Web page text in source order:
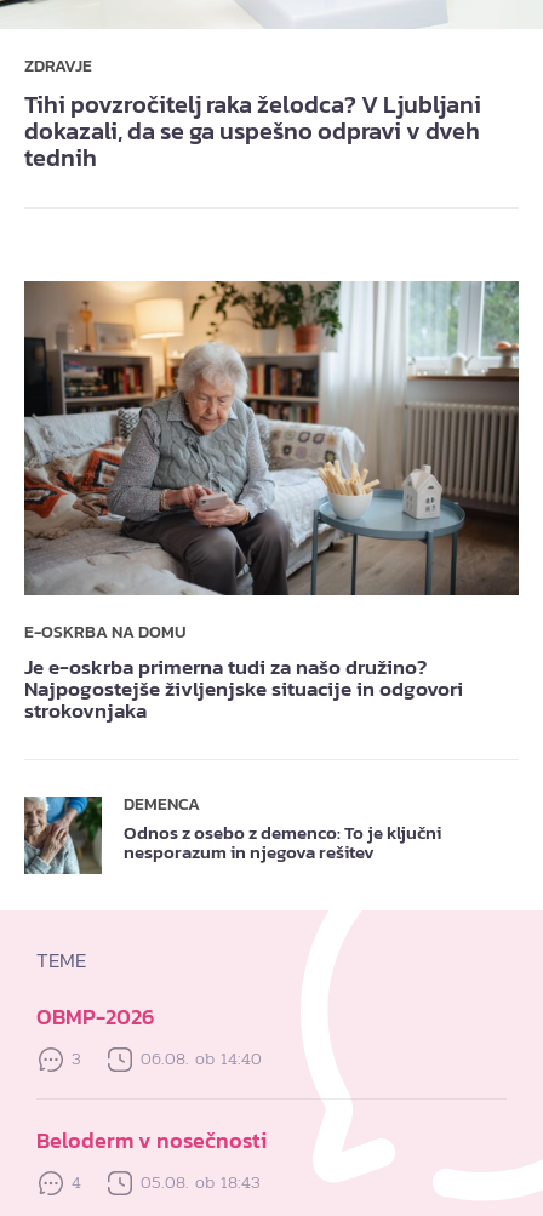
ZDRAVJE
Tihi povzročitelj raka želodca? V Ljubljani
dokazali, da se ga uspešno odpravi v dveh
tednih
E-OSKRBA NA DOMU
Je e-oskrba primerna tudi za našo družino?
Najpogostejše življenjske situacije in odgovori
strokovnjaka
DEMENCA
Odnos z osebo z demenco: To je ključni
nesporazum in njegova rešitev
TEME
OBMP-2026
3 06.08. ob 14:40
Beloderm v nosečnosti
4 05.08. ob 18:43